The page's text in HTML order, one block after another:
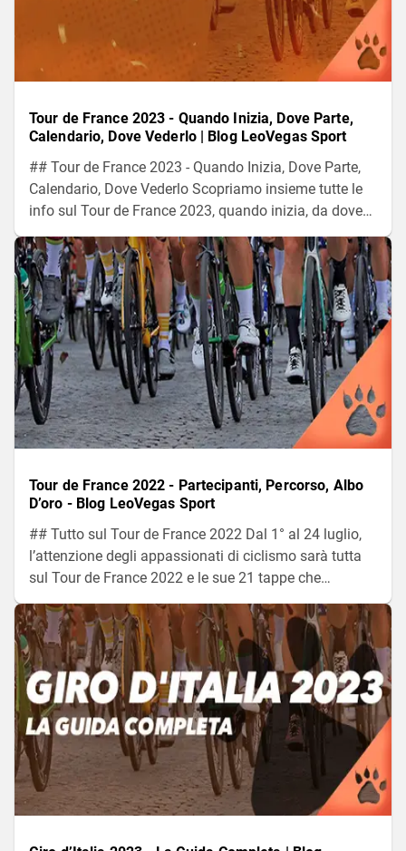
Tour de France 2023 - Quando Inizia, Dove Parte,
Calendario, Dove Vederlo | Blog LeoVegas Sport
## Tour de France 2023 - Quando Inizia, Dove Parte,
Calendario, Dove Vederlo Scopriamo insieme tutte le
info sul Tour de France 2023, quando inizia, da dove
parte, tutte le tappe, il calendario, dove vedere la
competizione. Senza dimenticare tutti i corridori e le
maglie.
Tour de France 2022 - Partecipanti, Percorso, Albo
D’oro - Blog LeoVegas Sport
## Tutto sul Tour de France 2022 Dal 1° al 24 luglio,
l’attenzione degli appassionati di ciclismo sarà tutta
sul Tour de France 2022 e le sue 21 tappe che
copriranno 3.328 km e 4 Paesi. Dove si potrà vedere?
Quale sarà il percorso? Cosa dicono le quote?
Continua a leggere per scoprire questo e molto altro.